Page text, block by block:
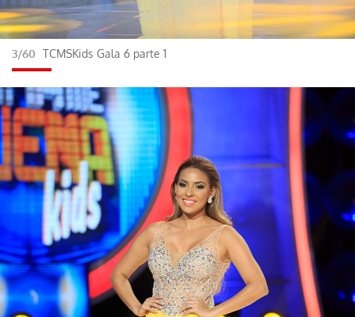
3/60 TCMSKids Gala 6 parte 1